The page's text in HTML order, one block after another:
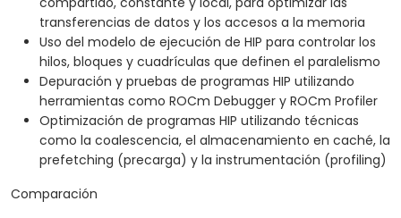
transferencias de datos y los accesos a la memoria
Uso del modelo de ejecución de HIP para controlar los
hilos, bloques y cuadrículas que definen el paralelismo
Depuración y pruebas de programas HIP utilizando
herramientas como ROCm Debugger y ROCm Profiler
Optimización de programas HIP utilizando técnicas
como la coalescencia, el almacenamiento en caché, la
prefetching (precarga) y la instrumentación (profiling)
Comparación